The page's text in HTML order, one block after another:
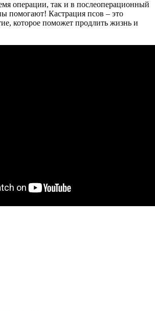
операции, так и в послеоперационный
помогают! Кастрация псов – это
которое поможет продлить жизнь и